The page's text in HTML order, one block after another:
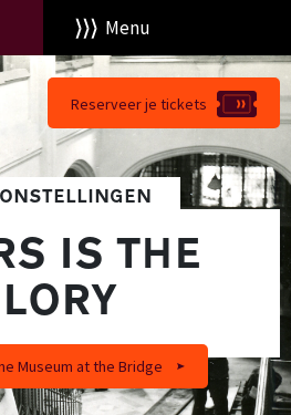
Menu
Reserveer je tickets
IS THE
Museum at the Bridge